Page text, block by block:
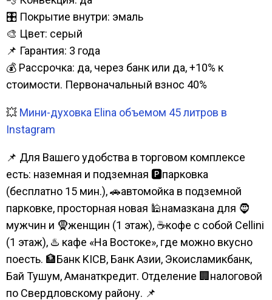
🎛️ Покрытие внутри: эмаль
🎨 Цвет: серый
📌 Гарантия: 3 года
💰 Рассрочка: да, через банк или да, +10% к
стоимости. Первоначальный взнос 40%
💥 Мини-духовка Elina объемом 45 литров в
Instagram
📌 Для Вашего удобства в торговом комплексе
есть: наземная и подземная 🅿парковка
(бесплатно 15 мин.), 🚗автомойка в подземной
парковке, просторная новая 🕌намазкана для 🧔
мужчин и 🧕женщин (1 этаж), ☕кофе с собой Cellini
(1 этаж), ♨️ кафе «На Востоке», где можно вкусно
поесть. 🏦Банк KICB, Банк Азии, Экоисламикбанк,
Бай Тушум, Аманаткредит. Отделение 🏢налоговой
по Свердловскому району. 📌